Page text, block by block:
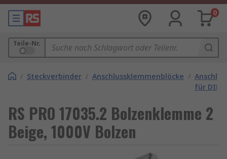
0
Teile-Nr.
/ Steckverbinder / Anschlussklemmenblöcke /
für DIN-
RS PRO 17035.2 Bolzenklemme 2
Beige, 1000V Bolzen